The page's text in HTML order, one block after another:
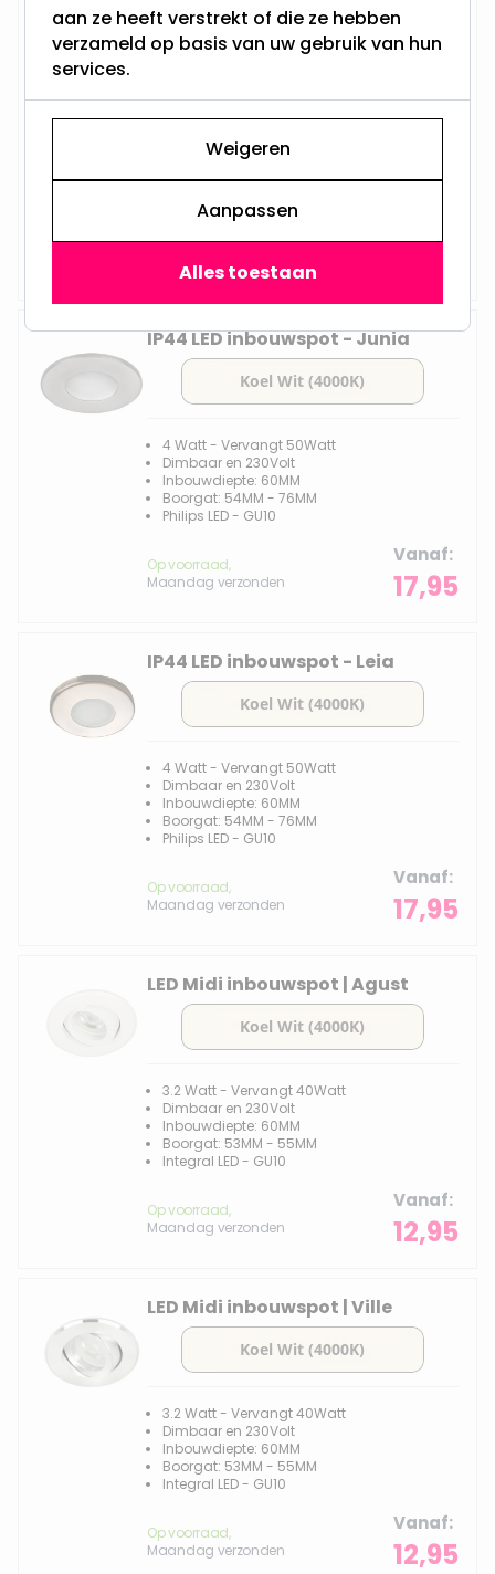
LED Midi inbouwspot | Petter
2.8 Watt - Vervangt 40Watt
Niet Dimbaar en 230Volt
Inbouwdiepte: 60MM
Boorgat: 53MM - 55MM
Op voorraad,
IP44 LED inbouwspot - Junia
4 Watt - Vervangt 50Watt
Dimbaar en 230Volt
Inbouwdiepte: 60MM
Boorgat: 54MM - 76MM
Philips LED - GU10
Op voorraad,
Maandag verzonden
Vanaf
17,95
IP44 LED inbouwspot - Leia
4 Watt - Vervangt 50Watt
Dimbaar en 230Volt
Inbouwdiepte: 60MM
Boorgat: 54MM - 76MM
Philips LED - GU10
Op voorraad,
Maandag verzonden
Vanaf
17,95
LED Midi inbouwspot | Agust
3.2 Watt - Vervangt 40Watt
Dimbaar en 230Volt
Inbouwdiepte: 60MM
Boorgat: 53MM - 55MM
Integral LED - GU10
Op voorraad,
Maandag verzonden
Vanaf
12,95
LED Midi inbouwspot | Ville
3.2 Watt - Vervangt 40Watt
Dimbaar en 230Volt
Inbouwdiepte: 60MM
Boorgat: 53MM - 55MM
Integral LED - GU10
Op voorraad,
Maandag verzonden
Vanaf
12,95
aan ze heeft verstrekt of die ze hebben
verzameld op basis van uw gebruik van hun
services.
Weigeren
Aanpassen
Alles toestaan